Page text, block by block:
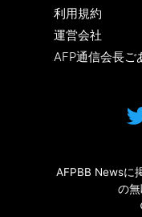
利用規約
運営会社
AFP通信会長ご
AFPBB Newsに
の無